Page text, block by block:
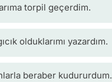
torpil geçerdim.
olduklarımı yazardım.
beraber kudururdum.